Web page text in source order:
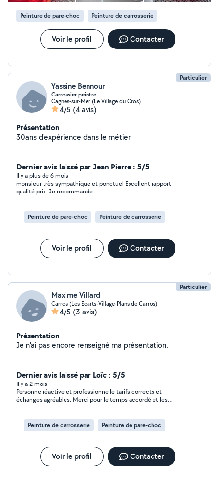
Peinture de pare-choc Peinture de carrosserie
Voir le profil Contacter
Particulier
Yassine Bennour
Carrossier peintre
Cagnes-sur-Mer (Le Village du Cros)
4/5 (4 avis)
Présentation
30ans d'expérience dans le métier
Dernier avis laissé par Jean Pierre : 5/5
Il y a plus de 6 mois
monsieur très sympathique et ponctuel Excellent rapport
qualité prix. Je recommande
Peinture de pare-choc Peinture de carrosserie
Voir le profil Contacter
Particulier
Maxime Villard
Carros (Les Ecarts-Village-Plans de Carros)
4/5 (3 avis)
Présentation
Je n'ai pas encore renseigné ma présentation.
Dernier avis laissé par Loïc : 5/5
Il y a 2 mois
Personne réactive et professionnelle tarifs corrects et
échanges agréables. Merci pour le temps accordé et les
Peinture de carrosserie Peinture de pare-choc
Voir le profil Contacter